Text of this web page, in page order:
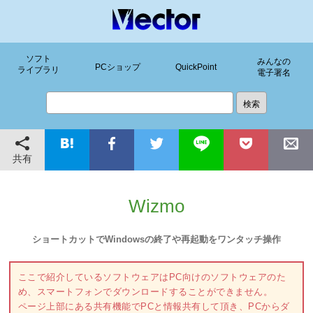
ソフト
ライブラリ
PCショップ QuickPoint
みんなの
電子署名
共有
Wizmo
ショートカットでWindowsの終了や再起動をワンタッチ操作
ここで紹介しているソフトウェアはPC向けのソフトウェアのた
め、スマートフォンでダウンロードすることができません。
ページ上部にある共有機能でPCと情報共有して頂き、PCからダ